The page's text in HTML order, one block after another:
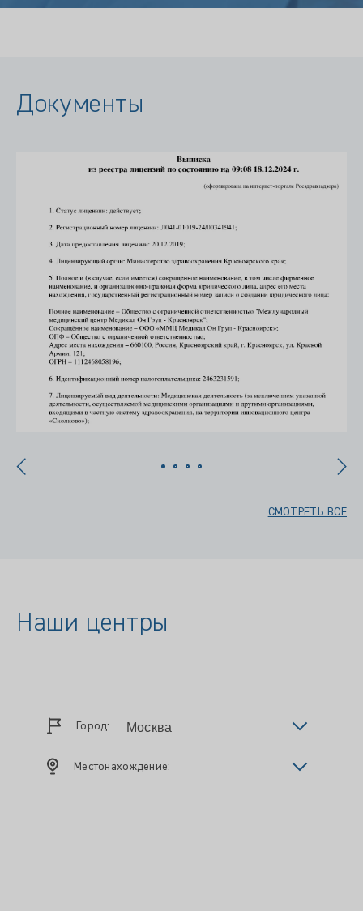
Документы
СМОТРЕТЬ ВСЕ
Наши центры
Город:
Местонахождение: